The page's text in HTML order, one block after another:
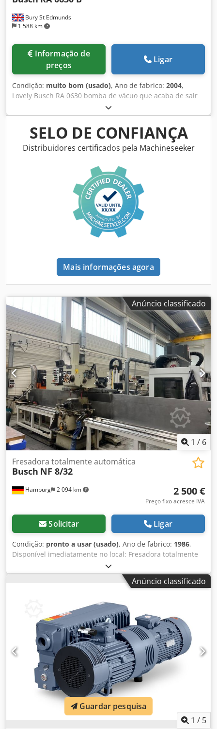
Bury St Edmunds
1 588 km
preços
Ligar
Condição: muito bom (usado), Ano de fabrico: 2004,
Lovely Busch RA 0630 bomba de vácuo que acaba de sair
de uma fábrica fechada. Montada na sua própria
plataforma inoxidável e tem um painel de controlo
montado. Parece muito mais recente do que em 2004.
Dedpfxei Exf Aj Abreck
SELO DE CONFIANÇA
Distribuidores certificados pela Machineseeker
Mais informações agora
Anúncio classificado
1 / 6
Hamburg 2 094 km
Fresadora totalmente automática
Busch NF 8/32
2 500 €
Preço fixo acresce IVA
Solicitar Ligar
Condição: pronto a usar (usado), Ano de fabrico: 1986,
Disponível imediatamente no local: Fresadora totalmente
automática Busch Modelo NF 8/32 Ano de fabricação: 1986
Largura do sulco até 32 mm Comprimento de usinagem
até 6100 mm Alimentação automática do material Avanço
Grampos, fresas Djdpfx Abszrbuksrsck Sistema de
refrigeração Visor digital Peso: 4 toneladas Preço: 2.500
euros + IVA, disponível no local.
Anúncio classificado
1 / 5
Guardar pesquisa